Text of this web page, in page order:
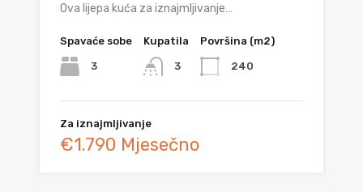
Ova lijepa kuća za iznajmljivanje…
Spavaće sobe
3
Kupatila
3
Površina (m2)
240
Za iznajmljivanje
€1.790 Mjesečno